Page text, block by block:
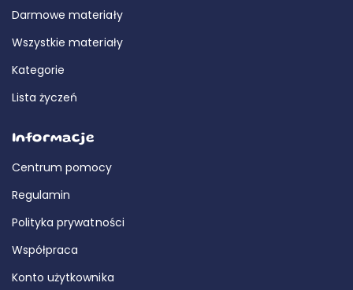
Darmowe materiały
Wszystkie materiały
Kategorie
Lista życzeń
Informacje
Centrum pomocy
Regulamin
Polityka prywatności
Współpraca
Konto użytkownika